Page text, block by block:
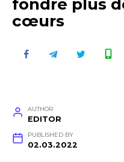
fondre plus
cœurs
AUTHOR
EDITOR
PUBLISHED BY
02.03.2022